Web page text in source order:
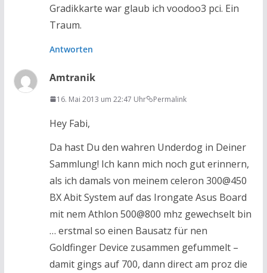
Gradikkarte war glaub ich voodoo3 pci. Ein
Traum.
Antworten
Amtranik
16. Mai 2013 um 22:47 Uhr Permalink
Hey Fabi,
Da hast Du den wahren Underdog in Deiner
Sammlung! Ich kann mich noch gut erinnern,
als ich damals von meinem celeron 300@450
BX Abit System auf das Irongate Asus Board
mit nem Athlon 500@800 mhz gewechselt bin
… erstmal so einen Bausatz für nen
Goldfinger Device zusammen gefummelt –
damit gings auf 700, dann direct am proz die